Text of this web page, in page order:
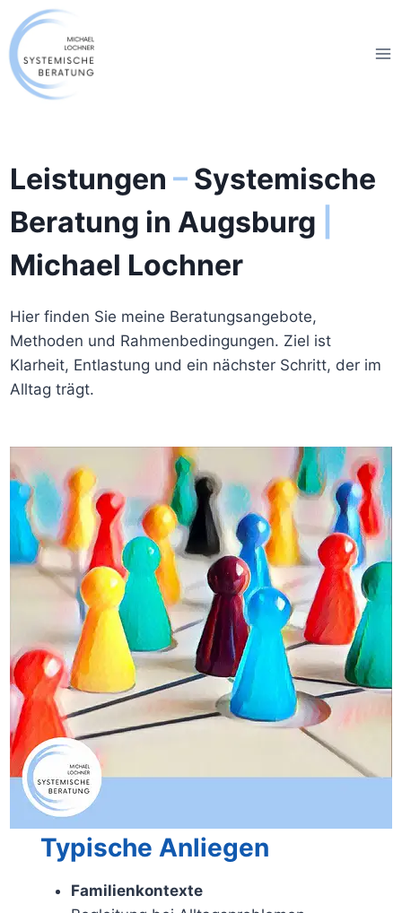
Zum
Inhalt
springen
Leistungen– Systemische
Beratung in Augsburg
Michael Lochner
Hier finden Sie meine Beratungsangebote,
Methoden und Rahmenbedingungen. Ziel ist
Klarheit, Entlastung und ein nächster Schritt, der im
Alltag trägt.
Typische Anliegen
Familienkontexte